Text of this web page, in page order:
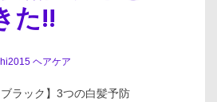
た!!
ヘアケア
ブラック】3つの白髪予防